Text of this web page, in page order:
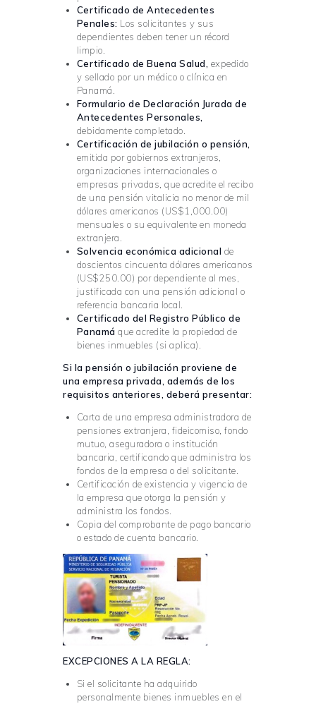
Certificado de Antecedentes
Penales: Los solicitantes y sus
dependientes deben tener un récord
limpio.
Certificado de Buena Salud, expedido
y sellado por un médico o clínica en
Panamá.
Formulario de Declaración Jurada de
Antecedentes Personales,
debidamente completado.
Certificación de jubilación o pensión,
emitida por gobiernos extranjeros,
organizaciones internacionales o
empresas privadas, que acredite el recibo
de una pensión vitalicia no menor de mil
dólares americanos (US$1,000.00)
mensuales o su equivalente en moneda
extranjera.
Solvencia económica adicional de
doscientos cincuenta dólares americanos
(US$250.00) por dependiente al mes,
justificada con una pensión adicional o
referencia bancaria local.
Certificado del Registro Público de
Panamá que acredite la propiedad de
bienes inmuebles (si aplica).
Si la pensión o jubilación proviene de
una empresa privada, además de los
requisitos anteriores, deberá presentar:
Carta de una empresa administradora de
pensiones extranjera, fideicomiso, fondo
mutuo, aseguradora o institución
bancaria, certificando que administra los
fondos de la empresa o del solicitante.
Certificación de existencia y vigencia de
la empresa que otorga la pensión y
administra los fondos.
Copia del comprobante de pago bancario
o estado de cuenta bancario.
EXCEPCIONES A LA REGLA:
Si el solicitante ha adquirido
personalmente bienes inmuebles en el